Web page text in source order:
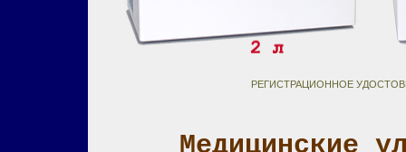
РЕГИСТРАЦИОННОЕ
Медицинские